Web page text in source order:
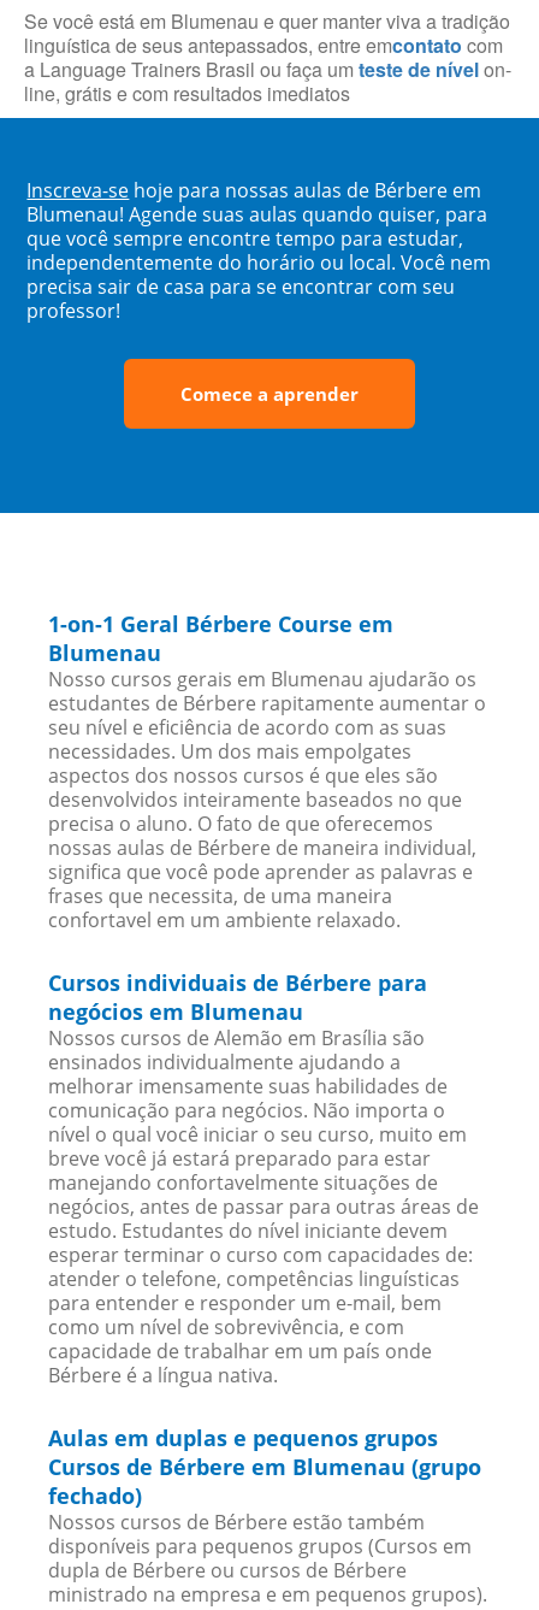
Se você está em Blumenau e quer manter viva a tradição
linguística de seus antepassados, entre emcontato com
a Language Trainers Brasil ou faça um teste de nívelon-
line, grátis e com resultados imediatos
Inscreva-se hoje para nossas aulas de Bérbere em
Blumenau! Agende suas aulas quando quiser, para
que você sempre encontre tempo para estudar,
independentemente do horário ou local. Você nem
precisa sair de casa para se encontrar com seu
professor!
Comece a aprender
1-on-1 Geral Bérbere Course em
Blumenau
Nosso cursos gerais em Blumenau ajudarão os
estudantes de Bérbere rapitamente aumentar o
seu nível e eficiência de acordo com as suas
necessidades. Um dos mais empolgates
aspectos dos nossos cursos é que eles são
desenvolvidos inteiramente baseados no que
precisa o aluno. O fato de que oferecemos
nossas aulas de Bérbere de maneira individual,
significa que você pode aprender as palavras e
frases que necessita, de uma maneira
confortavel em um ambiente relaxado.
Cursos individuais de Bérbere para
negócios em Blumenau
Nossos cursos de Alemão em Brasília são
ensinados individualmente ajudando a
melhorar imensamente suas habilidades de
comunicação para negócios. Não importa o
nível o qual você iniciar o seu curso, muito em
breve você já estará preparado para estar
manejando confortavelmente situações de
negócios, antes de passar para outras áreas de
estudo. Estudantes do nível iniciante devem
esperar terminar o curso com capacidades de:
atender o telefone, competências linguísticas
para entender e responder um e-mail, bem
como um nível de sobrevivência, e com
capacidade de trabalhar em um país onde
Bérbere é a língua nativa.
Aulas em duplas e pequenos grupos
Cursos de Bérbere em Blumenau (grupo
fechado)
Nossos cursos de Bérbere estão também
disponíveis para pequenos grupos (Cursos em
dupla de Bérbere ou cursos de Bérbere
ministrado na empresa e em pequenos grupos).